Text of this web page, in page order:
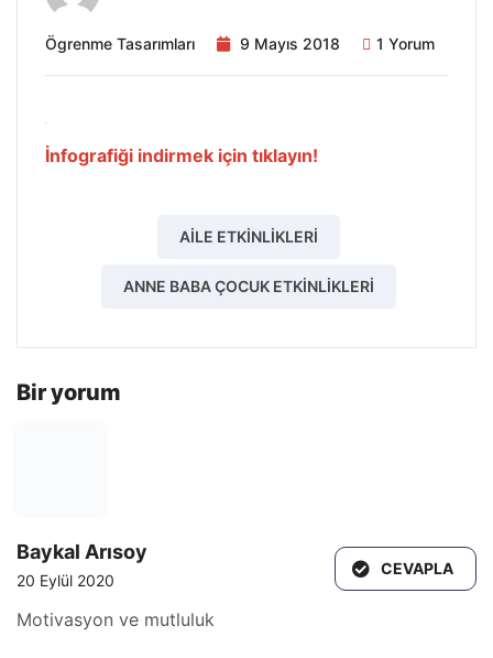
Ögrenme Tasarımları 9 Mayıs 2018 1 Yorum
İnfografiği indirmek için tıklayın!
AILE ETKINLIKLERI
ANNE BABA ÇOCUK ETKINLIKLERI
Bir yorum
Baykal Arısoy
20 Eylül 2020
CEVAPLA
Motivasyon ve mutluluk